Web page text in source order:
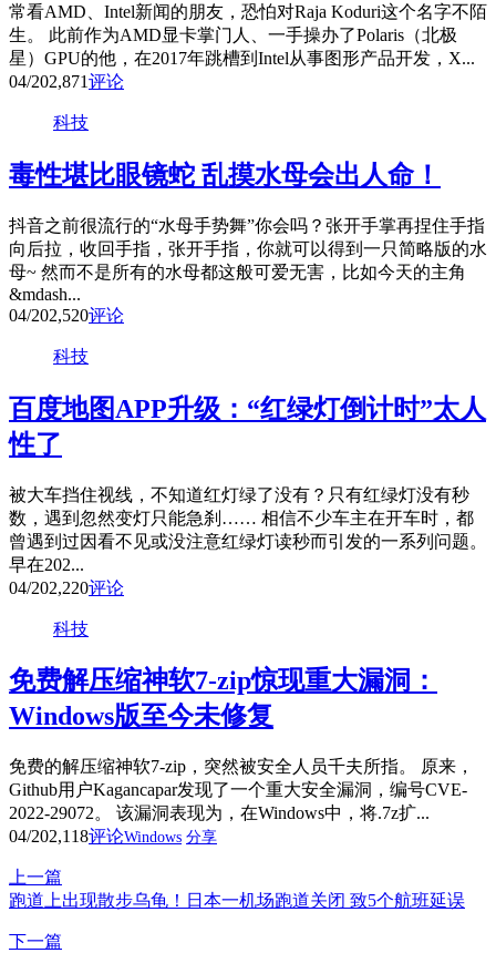
常看AMD、Intel新闻的朋友，恐怕对Raja Koduri这个名字不陌
生。 此前作为AMD显卡掌门人、一手操办了Polaris（北极
星）GPU的他，在2017年跳槽到Intel从事图形产品开发，X...
04/202,871评论
科技
毒性堪比眼镜蛇 乱摸水母会出人命！
抖音之前很流行的“水母手势舞”你会吗？张开手掌再捏住手指
向后拉，收回手指，张开手指，你就可以得到一只简略版的水
母~ 然而不是所有的水母都这般可爱无害，比如今天的主角
&mdash...
04/202,520评论
科技
百度地图APP升级：“红绿灯倒计时”太人
性了
被大车挡住视线，不知道红灯绿了没有？只有红绿灯没有秒
数，遇到忽然变灯只能急刹…… 相信不少车主在开车时，都
曾遇到过因看不见或没注意红绿灯读秒而引发的一系列问题。
早在202...
04/202,220评论
科技
免费解压缩神软7-zip惊现重大漏洞：
Windows版至今未修复
免费的解压缩神软7-zip，突然被安全人员千夫所指。 原来，
Github用户Kagancapar发现了一个重大安全漏洞，编号CVE-
2022-29072。 该漏洞表现为，在Windows中，将.7z扩...
04/202,118评论Windows 分享
上一篇
跑道上出现散步乌龟！日本一机场跑道关闭 致5个航班延误
下一篇